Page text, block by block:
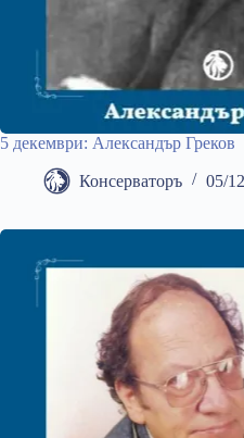
5 декември: Александър Греков
Консерваторъ 05/